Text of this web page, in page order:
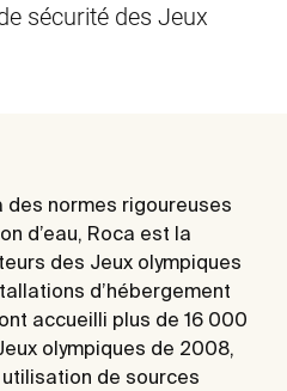
sécurité des Jeux
normes rigoureuses
d’eau, Roca est la
des Jeux olympiques
d’hébergement
accueilli plus de 16 000
olympiques de 2008,
de sources